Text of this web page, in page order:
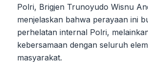
Polri, Brigjen Trunoyudo Wisnu
menjelaskan bahwa perayaan ini
perhelatan internal Polri,
kebersamaan dengan seluruh
masyarakat.